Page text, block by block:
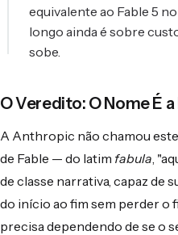
equivalente ao Fable 5
longo ainda é sobre
sobe.
O Veredito: O Nome É
A Anthropic não chamou
de Fable — do latim fabula ,
de classe narrativa, capaz de
do início ao fim sem perder o
precisa dependendo de se o